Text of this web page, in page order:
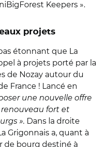
Keepers ».
projets
étonnant que La
à projets porté par la
de Nozay autour du
France ! Lancé en
une nouvelle offre
fort et
». Dans la droite
Grigonnais a, quant à
de bourg destiné à